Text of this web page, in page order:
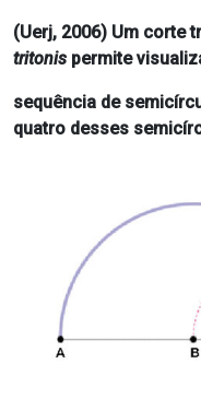
(Uerj, 2006) Um corte
tritonis permite
sequência de
quatro desses